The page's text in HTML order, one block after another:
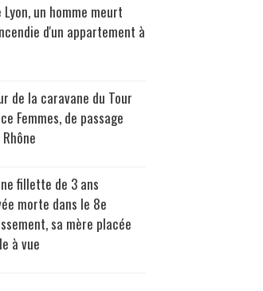
Lyon, un homme meurt
d'un appartement à
de la caravane du Tour
Femmes, de passage
fillette de 3 ans
morte dans le 8e
sa mère placée
à vue